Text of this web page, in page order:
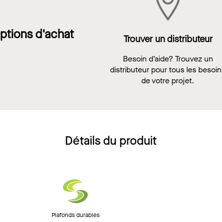
d'achat Trouver un distributeur
Besoin d’aide? Trouvez un
distributeur pour tous les
de votre projet.
Détails du produit
Plafonds durables